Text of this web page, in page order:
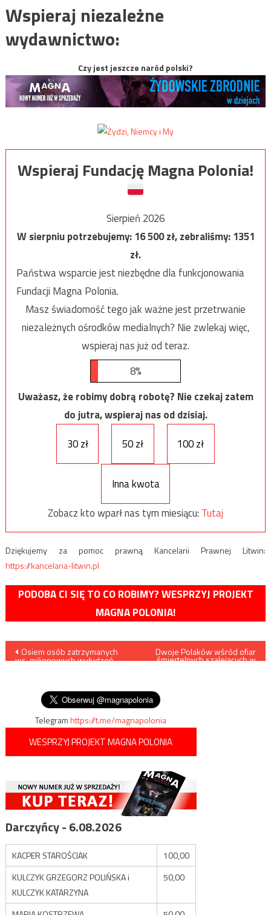
Wspieraj niezależne
wydawnictwo:
Czy jest jeszcze naród polski?
Wspieraj Fundację Magna Polonia!
Sierpień 2026
W sierpniu potrzebujemy:16 500zł, zebraliśmy:1351
zł.
Państwa wsparcie jest niezbędne dla funkcjonowania
Fundacji Magna Polonia.
Masz świadomość tego jak ważne jest przetrwanie
niezależnych ośrodków medialnych? Nie zwlekaj więc,
wspieraj nas już od teraz.
8%
Uważasz, że robimy dobrą robotę? Nie czekaj zatem
do jutra, wspieraj nas od dzisiaj.
30 zł
50 zł 100 zł
Inna kwota
Zobacz kto wparł nas tym miesiącu: Tutaj
Dziękujemy za pomoc prawną Kancelarii Prawnej Litwin:
https://kancelaria-litwin.pl
PODOBA CI SIĘ TO CO ROBIMY? WESPRZYJ PROJEKT
MAGNA POLONIA!
Nawigacja
Osiem osób zatrzymanych
ws. milionowych wyłudzeń
Dwoje Polaków wśród ofiar
śmiertelnych szalejących w
Telegramhttps://t.me/magnapolonia
WESPRZYJ PROJEKT MAGNA POLONIA
Darczyńcy - 6.08.2026
KACPER STAROŚCIAK
100,00
KULCZYK GRZEGORZ POLIŃSKA i
KULCZYK KATARZYNA
50,00